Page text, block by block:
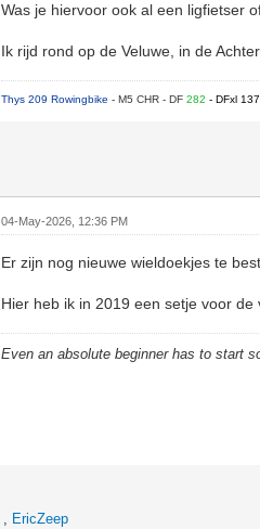
Was je hiervoor ook al een ligfietser
Ik rijd rond op de Veluwe, in de
Thys 209 Rowingbike- M5 CHR - DF282- DFxl
04-May-2026, 12:36 PM
Er zijn nog nieuwe wieldoekjes te
Hier heb ik in 2019 een setje voor de
Even an absolute beginner has to start
, EricZeep